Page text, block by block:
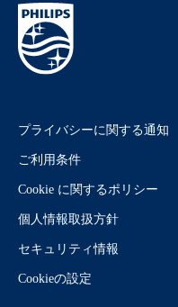
プライバシーに関する通知
ご利用条件
Cookie に関するポリシー
個人情報取扱方針
セキュリティ情報
Cookieの設定